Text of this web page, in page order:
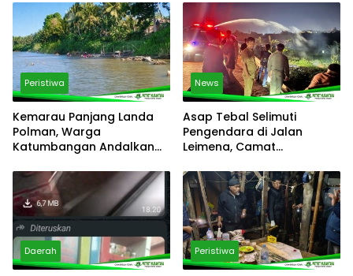
Peristiwa
Kemarau Panjang Landa
Polman, Warga
Katumbangan Andalkan
Konsumsi
News
Asap Tebal Selimuti
Pengendara di Jalan
Leimena, Camat
Respons Aduan Warga
Daerah Peristiwa